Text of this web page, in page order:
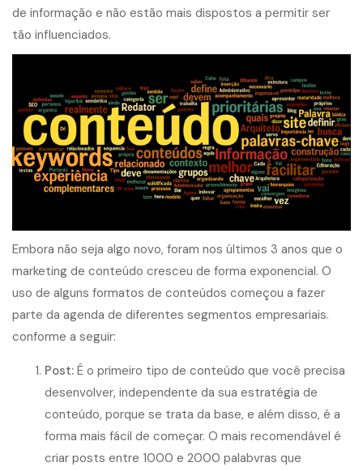
de informação e não estão mais dispostos a permitir ser
tão influenciados.
Embora não seja algo novo, foram nos últimos 3 anos que o
marketing de conteúdo cresceu de forma exponencial. O
uso de alguns formatos de conteúdos começou a fazer
parte da agenda de diferentes segmentos empresariais.
conforme a seguir:
Post: É o primeiro tipo de conteúdo que você precisa
desenvolver, independente da sua estratégia de
conteúdo, porque se trata da base, e além disso, é a
forma mais fácil de começar. O mais recomendável é
criar posts entre 1000 e 2000 palabvras que